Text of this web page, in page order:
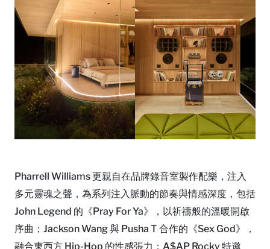
Pharrell Williams 更親自在品牌錄音室製作配樂，注入
多元靈魂之聲，為系列注入脈動的節奏與情感深度，包括
John Legend 的《Pray For Ya》，以祈禱般的溫暖開啟
序曲；Jackson Wang 與 Pusha T 合作的《Sex God》，
融合東西方 Hip-Hop 的性感張力；A$AP Rocky 特邀